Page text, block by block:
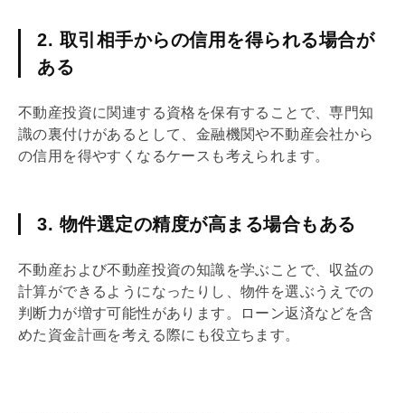
2. 取引相手からの信用を得られる場合が
ある
不動産投資に関連する資格を保有することで、専門知
識の裏付けがあるとして、金融機関や不動産会社から
の信用を得やすくなるケースも考えられます。
3. 物件選定の精度が高まる場合もある
不動産および不動産投資の知識を学ぶことで、収益の
計算ができるようになったりし、物件を選ぶうえでの
判断力が増す可能性があります。ローン返済などを含
めた資金計画を考える際にも役立ちます。